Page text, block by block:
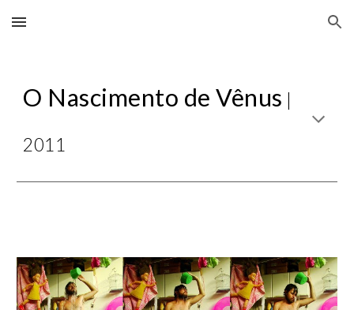
Skip to main content Skip to navigation
O Nascimento de Vênus
201 1